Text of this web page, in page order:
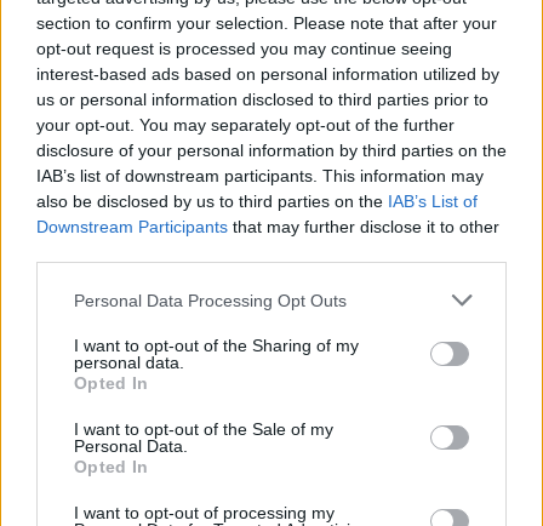
section to confirm your selection. Please note that after your
opt-out request is processed you may continue seeing
interest-based ads based on personal information utilized by
us or personal information disclosed to third parties prior to
your opt-out. You may separately opt-out of the further
disclosure of your personal information by third parties on the
IAB’s list of downstream participants. This information may
also be disclosed by us to third parties on the IAB’s List of
Downstream Participants that may further disclose it to other
Please note that this website/app uses one or more Google
not limited to your visit or usage behaviour. You may click to
grant or deny consent to Google and its third-party tags to
use your data for below specified purposes in below Google
consent section.
Personal Data Processing Opt Outs
I want to opt-out of the Sharing of my
personal data.
Opted In
I want to opt-out of the Sale of my
Personal Data.
Opted In
I want to opt-out of processing my
Követem
BELFÖLD #GOMBASZÖGI NYÁRI TÁBOR
Népszerű